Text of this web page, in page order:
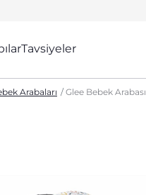
Tavsiyeler
Arabaları Glee Bebek Arabası